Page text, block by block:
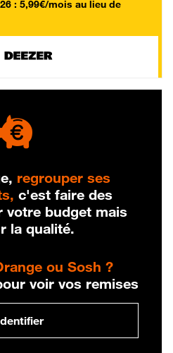
: 5,99€/mois au lieu de
regrouper ses
c'est faire des
votre budget mais
la qualité.
ou Sosh ?
voir vos remises